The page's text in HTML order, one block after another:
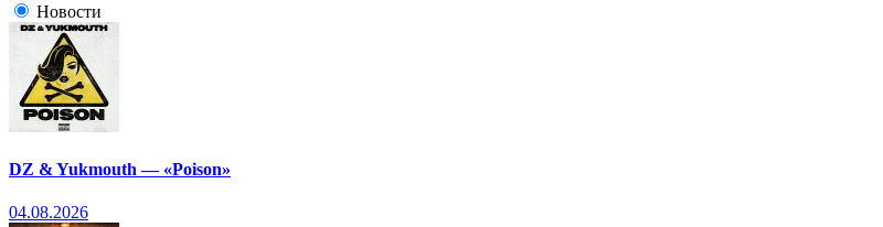
Новости
DZ & Yukmouth — «Poison»
04.08.2026